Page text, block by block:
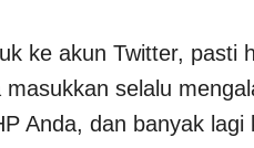
ke akun Twitter, pasti
selalu
Anda, dan banyak lagi